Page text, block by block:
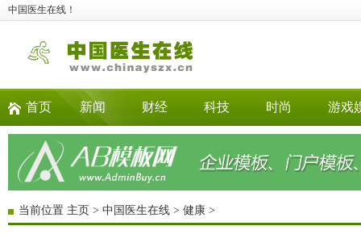
中国医生在线！
首页 新闻 财经 科技 时尚 游戏
当前位置 主页 > 中国医生在线 > 健康 >